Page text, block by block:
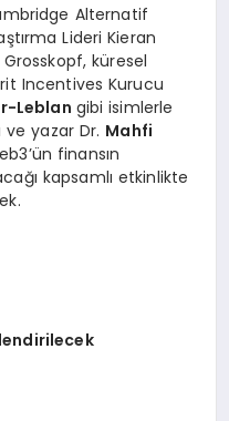
Alternatif
Lideri Kieran
küresel
Incentives Kurucu
Leblan gibi isimlerle
ve yazar Dr. Mahfi
finansın
kapsamlı etkinlikte